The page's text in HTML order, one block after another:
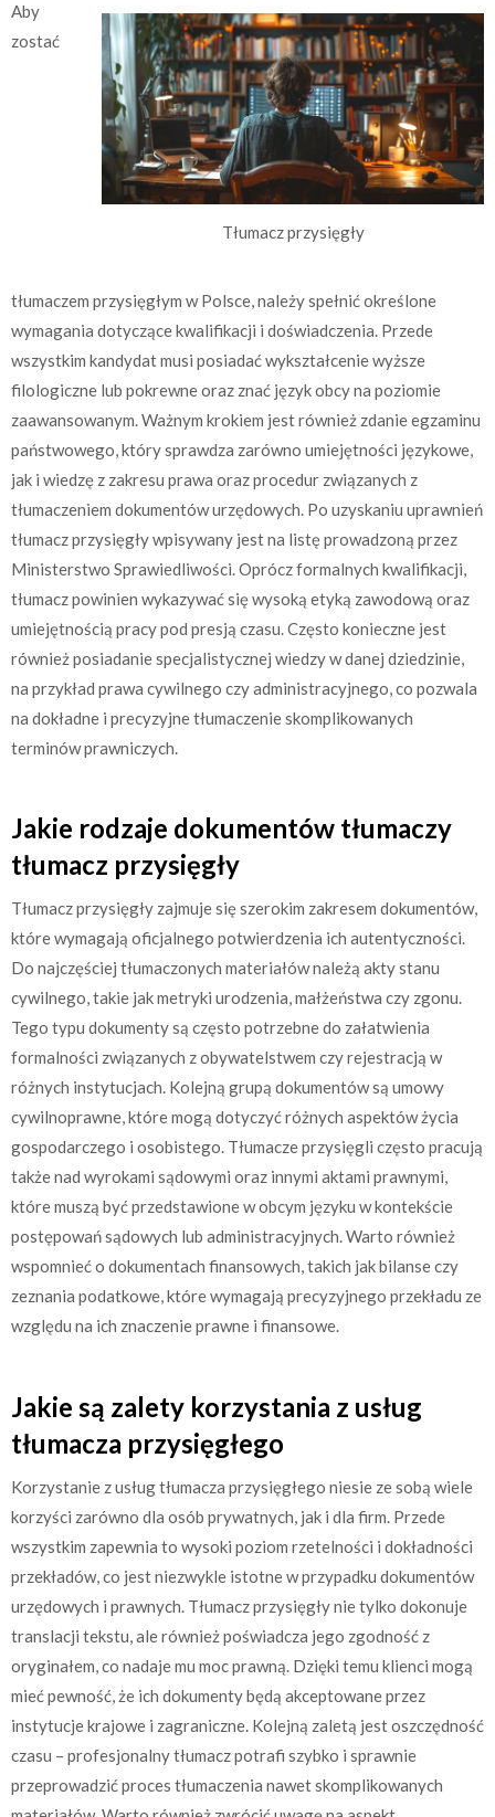
Tłumacz przysięgły
Aby
zostać
tłumaczem przysięgłym w Polsce, należy spełnić określone
wymagania dotyczące kwalifikacji i doświadczenia. Przede
wszystkim kandydat musi posiadać wykształcenie wyższe
filologiczne lub pokrewne oraz znać język obcy na poziomie
zaawansowanym. Ważnym krokiem jest również zdanie egzaminu
państwowego, który sprawdza zarówno umiejętności językowe,
jak i wiedzę z zakresu prawa oraz procedur związanych z
tłumaczeniem dokumentów urzędowych. Po uzyskaniu uprawnień
tłumacz przysięgły wpisywany jest na listę prowadzoną przez
Ministerstwo Sprawiedliwości. Oprócz formalnych kwalifikacji,
tłumacz powinien wykazywać się wysoką etyką zawodową oraz
umiejętnością pracy pod presją czasu. Często konieczne jest
również posiadanie specjalistycznej wiedzy w danej dziedzinie,
na przykład prawa cywilnego czy administracyjnego, co pozwala
na dokładne i precyzyjne tłumaczenie skomplikowanych
terminów prawniczych.
Jakie rodzaje dokumentów tłumaczy
tłumacz przysięgły
Tłumacz przysięgły zajmuje się szerokim zakresem dokumentów,
które wymagają oficjalnego potwierdzenia ich autentyczności.
Do najczęściej tłumaczonych materiałów należą akty stanu
cywilnego, takie jak metryki urodzenia, małżeństwa czy zgonu.
Tego typu dokumenty są często potrzebne do załatwienia
formalności związanych z obywatelstwem czy rejestracją w
różnych instytucjach. Kolejną grupą dokumentów są umowy
cywilnoprawne, które mogą dotyczyć różnych aspektów życia
gospodarczego i osobistego. Tłumacze przysięgli często pracują
także nad wyrokami sądowymi oraz innymi aktami prawnymi,
które muszą być przedstawione w obcym języku w kontekście
postępowań sądowych lub administracyjnych. Warto również
wspomnieć o dokumentach finansowych, takich jak bilanse czy
zeznania podatkowe, które wymagają precyzyjnego przekładu ze
względu na ich znaczenie prawne i finansowe.
Jakie są zalety korzystania z usług
tłumacza przysięgłego
Korzystanie z usług tłumacza przysięgłego niesie ze sobą wiele
korzyści zarówno dla osób prywatnych, jak i dla firm. Przede
wszystkim zapewnia to wysoki poziom rzetelności i dokładności
przekładów, co jest niezwykle istotne w przypadku dokumentów
urzędowych i prawnych. Tłumacz przysięgły nie tylko dokonuje
translacji tekstu, ale również poświadcza jego zgodność z
oryginałem, co nadaje mu moc prawną. Dzięki temu klienci mogą
mieć pewność, że ich dokumenty będą akceptowane przez
instytucje krajowe i zagraniczne. Kolejną zaletą jest oszczędność
czasu – profesjonalny tłumacz potrafi szybko i sprawnie
przeprowadzić proces tłumaczenia nawet skomplikowanych